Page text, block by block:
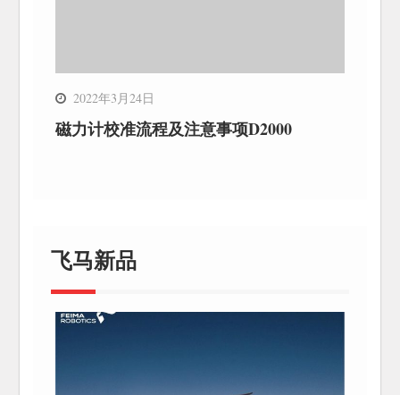
2022年3月24日
磁力计校准流程及注意事项D2000
飞马新品